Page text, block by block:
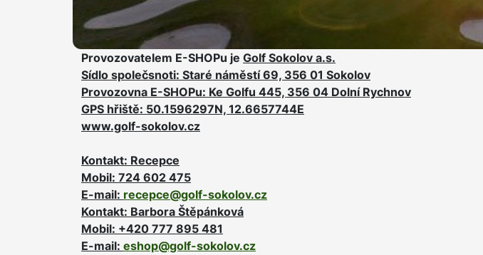
Provozovatelem E-SHOPu je Golf Sokolov a.s.
Sídlo společsnoti: Staré náměstí 69, 356 01 Sokolov
Provozovna E-SHOPu: Ke Golfu 445, 356 04 Dolní Rychnov
GPS hřiště: 50.1596297N, 12.6657744E
www.golf-sokolov.cz
Kontakt: Recepce
Mobil: 724 602 475
E-mail: recepce@golf-sokolov.cz
Kontakt: Barbora Štěpánková
Mobil: +420 777 895 481
E-mail: eshop@golf-sokolov.cz